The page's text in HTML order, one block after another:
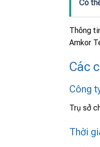
Có
Thông
Amkor
Các
Công
Trụ sở
Thời